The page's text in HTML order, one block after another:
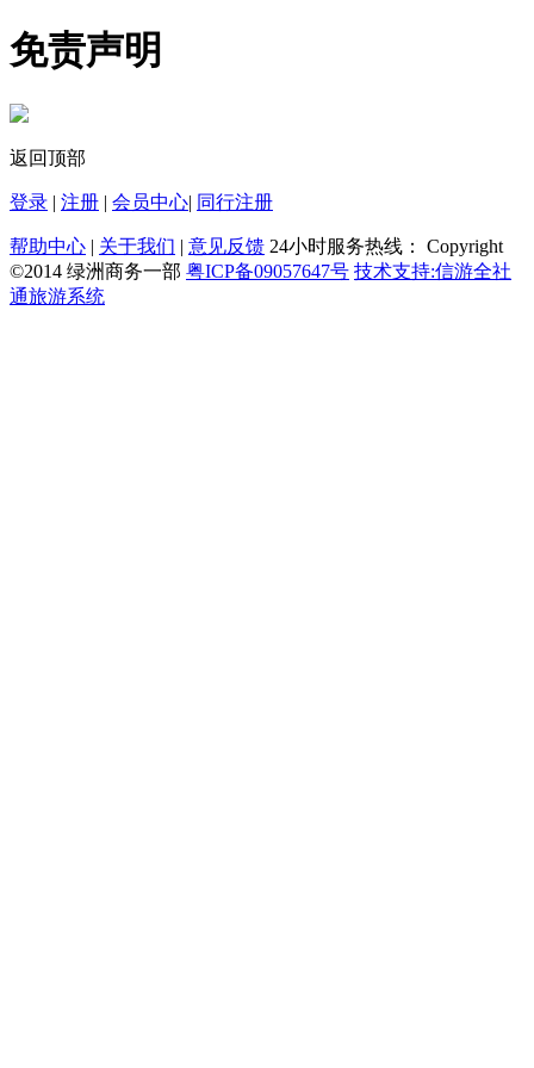
免责声明
返回顶部
登录 | 注册 | 会员中心| 同行注册
帮助中心 | 关于我们 | 意见反馈 24小时服务热线：
Copyright
©2014 绿洲商务一部 粤ICP备09057647号 技术支持:信游全社
通旅游系统